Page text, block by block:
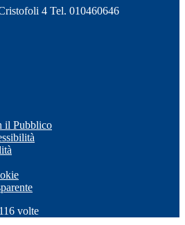
4 Tel. 010460646
il Pubblico
volte